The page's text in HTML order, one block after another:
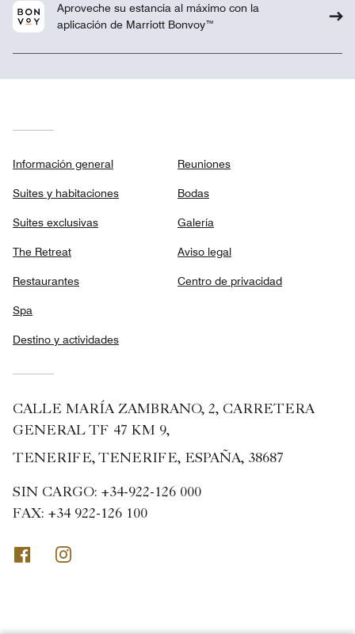
Aproveche su estancia al máximo con la
aplicación de Marriott Bonvoy™
Información general
Suites y habitaciones
Suites exclusivas
The Retreat
Restaurantes
Spa
Destino y actividades
Reuniones
Bodas
Galería
Aviso legal
Centro de privacidad
CALLE MARÍA ZAMBRANO, 2, CARRETERA
GENERAL TF 47 KM 9,
TENERIFE, TENERIFE, ESPAÑA, 38687
SIN CARGO: +34-922-126 000
FAX: +34 922-126 100
Facebook